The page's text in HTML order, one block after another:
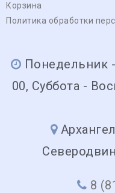
Корзина
Политика обработки
Понедельник
00, Суббота -
8